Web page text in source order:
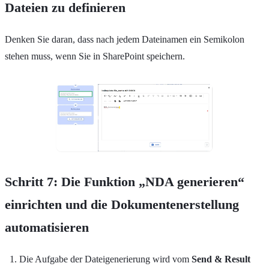
Dateien zu definieren
Denken Sie daran, dass nach jedem Dateinamen ein Semikolon
stehen muss, wenn Sie in SharePoint speichern.
Schritt 7: Die Funktion „NDA generieren“
einrichten und die Dokumentenerstellung
automatisieren
Die Aufgabe der Dateigenerierung wird vom Send & Result